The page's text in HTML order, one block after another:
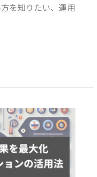
を知りたい、運用